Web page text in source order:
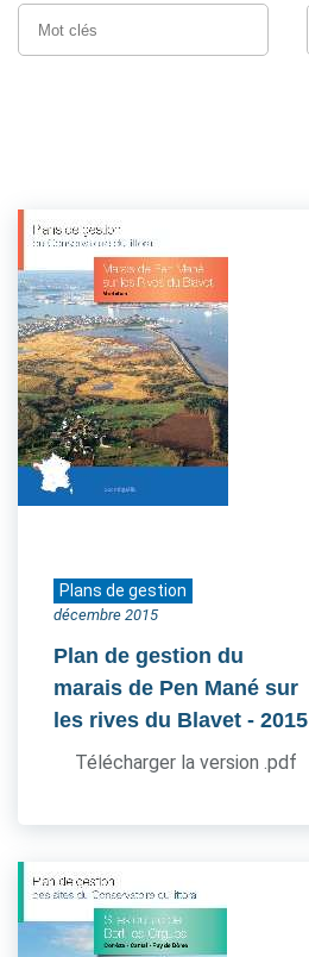
Plans de gestion
décembre 2015
Plan de gestion du
marais de Pen Mané sur
les rives du Blavet - 2015
Télécharger la version .pdf